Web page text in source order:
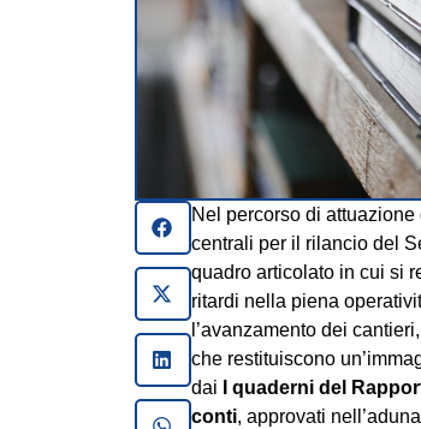
Nel percorso di attuazione
centrali per il rilancio del
quadro articolato in cui si
ritardi nella piena
l’avanzamento dei
che restituiscono
dai I quaderni del
conti, approvati